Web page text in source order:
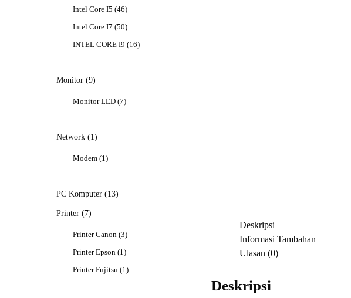
Deskripsi
Informasi Tambahan
Ulasan (0)
Deskripsi
Intel Core I5 4646
Intel Core I7 5050
INTEL CORE I9
1616
Monitor 99
Monitor LED 77
Network 11
Modem 11
PC Komputer 1313
Printer
77
Printer Canon 33
Printer Epson 11
Printer Fujitsu 11